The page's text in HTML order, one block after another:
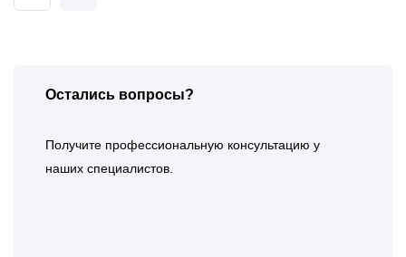
Остались вопросы?
Получите профессиональную консультацию у
наших специалистов.